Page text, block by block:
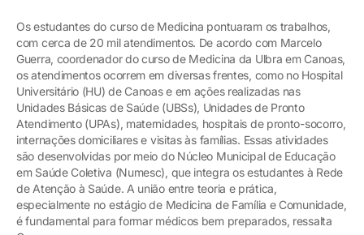
Os estudantes do curso de Medicina pontuaram os trabalhos,
com cerca de 20 mil atendimentos. De acordo com Marcelo
Guerra, coordenador do curso de Medicina da Ulbra em Canoas,
os atendimentos ocorrem em diversas frentes, como no Hospital
Universitário (HU) de Canoas e em ações realizadas nas
Unidades Básicas de Saúde (UBSs), Unidades de Pronto
Atendimento (UPAs), maternidades, hospitais de pronto-socorro,
internações domiciliares e visitas às famílias. Essas atividades
são desenvolvidas por meio do Núcleo Municipal de Educação
em Saúde Coletiva (Numesc), que integra os estudantes à Rede
de Atenção à Saúde. A união entre teoria e prática,
especialmente no estágio de Medicina de Família e Comunidade,
é fundamental para formar médicos bem preparados, ressalta